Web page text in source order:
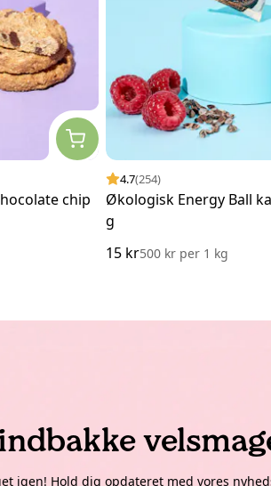
chip
4.7(254)
Økologisk Energy Ball
g
15 kr500 kr per 1 kg
igen! Hold dig opdateret med vores